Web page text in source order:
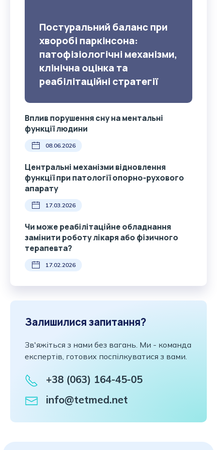
Постуральний баланс при
хворобі паркінсона:
патофізіологічні механізми,
клінічна оцінка та
реабілітаційні стратегії
Вплив порушення сну на ментальні
функції людини
08.06.2026
Центральні механізми відновлення
функції при патології опорно-рухового
апарату
17.03.2026
Чи може реабілітаційне обладнання
замінити роботу лікаря або фізичного
терапевта?
17.02.2026
Залишилися запитання?
Зв'яжіться з нами без вагань. Ми - команда
експертів, готових поспілкуватися з вами.
+38 (063) 164-45-05
info@tetmed.net